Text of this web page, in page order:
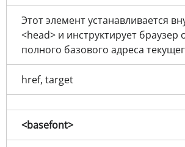
Этот элемент устанавливается
<head> и инструктирует браузер
полного базового адреса
href, target
<basefont>